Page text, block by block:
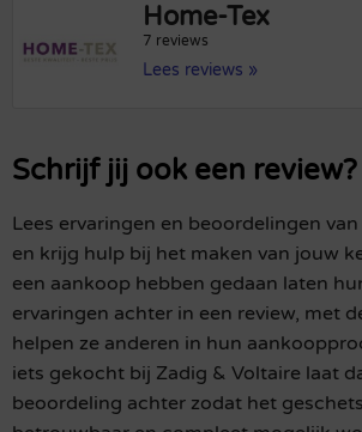
Home-Tex
7 reviews
Lees reviews »
Schrijf jij ook een review?
Lees ervaringen en beoordelingen
en krijg hulp bij het maken van jouw
een aankoop hebben gedaan laten
ervaringen achter in een review, met
helpen ze anderen in hun
iets gekocht bij Zadig & Voltaire laat
beoordeling achter zodat het